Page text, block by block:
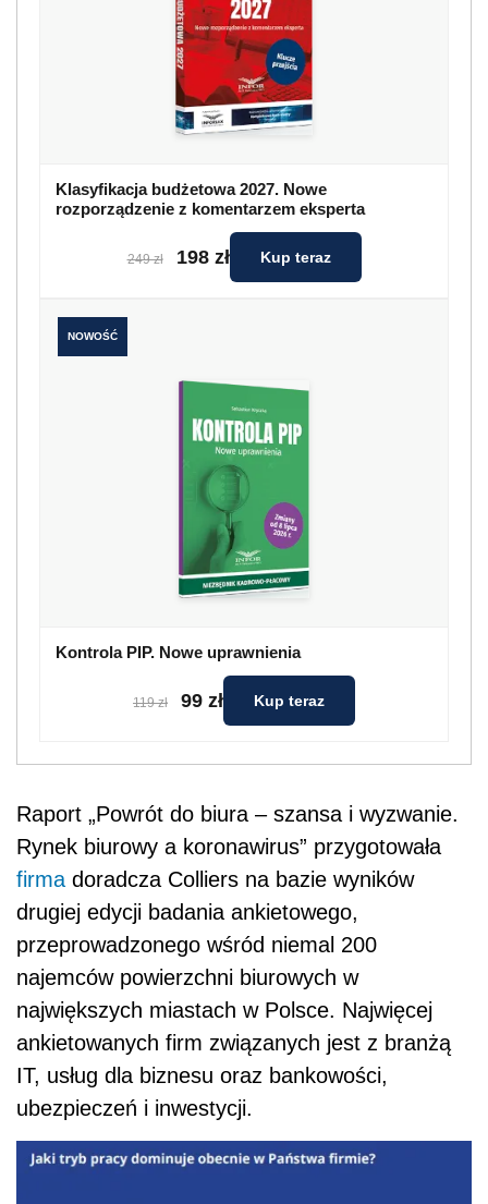
Klasyfikacja budżetowa 2027. Nowe
rozporządzenie z komentarzem eksperta
249 zł 198 zł Kup teraz
NOWOŚĆ
Kontrola PIP. Nowe uprawnienia
119 zł 99 zł Kup teraz
Raport „Powrót do biura – szansa i wyzwanie.
Rynek biurowy a koronawirus” przygotowała
firma doradcza Colliers na bazie wyników
drugiej edycji badania ankietowego,
przeprowadzonego wśród niemal 200
najemców powierzchni biurowych w
największych miastach w Polsce. Najwięcej
ankietowanych firm związanych jest z branżą
IT, usług dla biznesu oraz bankowości,
ubezpieczeń i inwestycji.